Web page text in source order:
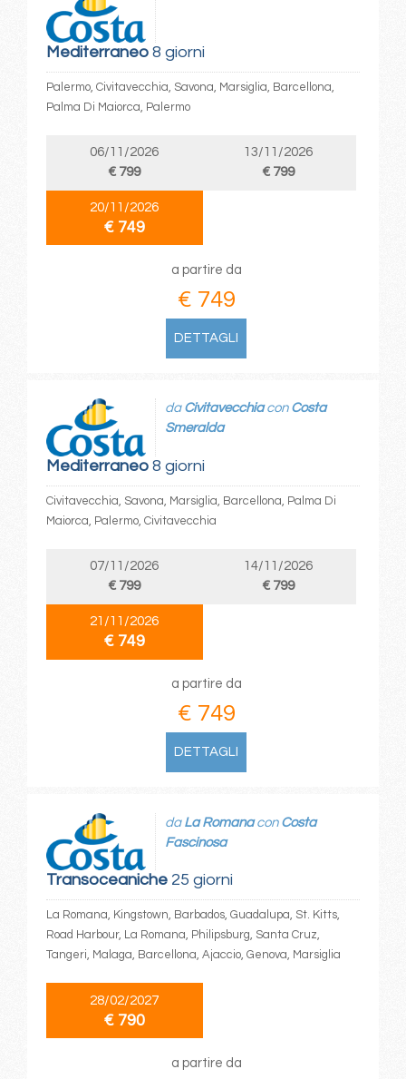
Mediterraneo8 giorni
Palermo, Civitavecchia, Savona, Marsiglia, Barcellona,
Palma Di Maiorca, Palermo
06/11/2026
€ 799
13/11/2026
€ 799
20/11/2026
€ 749
a partire da
€ 749
DETTAGLI
Mediterraneo8 giorni
da Civitavecchiacon Costa
Smeralda
Civitavecchia, Savona, Marsiglia, Barcellona, Palma Di
Maiorca, Palermo, Civitavecchia
07/11/2026
€ 799
14/11/2026
€ 799
21/11/2026
€ 749
a partire da
€ 749
DETTAGLI
Transoceaniche25 giorni
da La Romanacon Costa
Fascinosa
La Romana, Kingstown, Barbados, Guadalupa, St. Kitts,
Road Harbour, La Romana, Philipsburg, Santa Cruz,
Tangeri, Malaga, Barcellona, Ajaccio, Genova, Marsiglia
28/02/2027
€ 790
a partire da